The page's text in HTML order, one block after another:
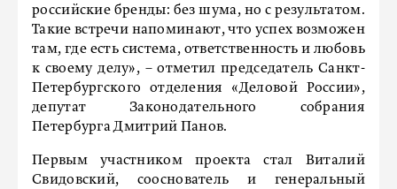
российские бренды: без шума, но с результатом.
Такие встречи напоминают, что успех возможен
там, где есть система, ответственность и любовь
к своему делу», – отметил председатель Санкт-
Петербургского отделения «Деловой России»,
депутат Законодательного собрания
Петербурга Дмитрий Панов.
Первым участником проекта стал Виталий
Свидовский, сооснователь и генеральный